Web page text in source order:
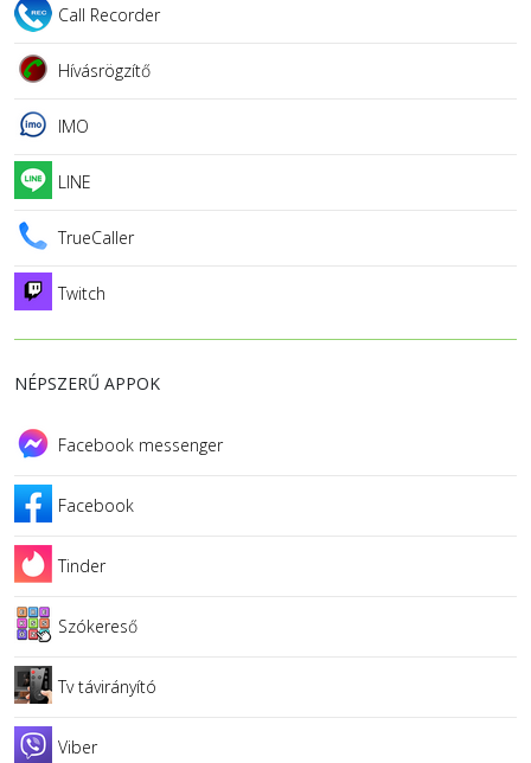
Call Recorder
Hívásrögzítő
IMO
LINE
TrueCaller
Twitch
NÉPSZERŰ APPOK
Facebook messenger
Facebook
Tinder
Szókereső
Tv távirányító
Viber